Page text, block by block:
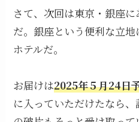
さて、次回は東京・銀座
だ。銀座という便利な立
ホテルだ。
お届けは2025年５月24日
に入っていただけたなら